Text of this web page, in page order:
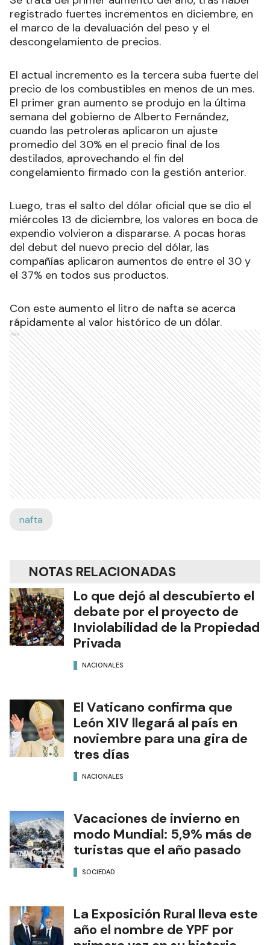
registrado fuertes incrementos en diciembre, en
el marco de la devaluación del peso y el
descongelamiento de precios.
El actual incremento es la tercera suba fuerte del
precio de los combustibles en menos de un mes.
El primer gran aumento se produjo en la última
semana del gobierno de Alberto Fernández,
cuando las petroleras aplicaron un ajuste
promedio del 30% en el precio final de los
destilados, aprovechando el fin del
congelamiento firmado con la gestión anterior.
Luego, tras el salto del dólar oficial que se dio el
miércoles 13 de diciembre, los valores en boca de
expendio volvieron a dispararse. A pocas horas
del debut del nuevo precio del dólar, las
compañías aplicaron aumentos de entre el 30 y
el 37% en todos sus productos.
Con este aumento el litro de nafta se acerca
rápidamente al valor histórico de un dólar.
Ads
nafta
NOTAS RELACIONADAS
Lo que dejó al descubierto el
debate por el proyecto de
Inviolabilidad de la Propiedad
Privada
NACIONALES
El Vaticano confirma que
León XIV llegará al país en
noviembre para una gira de
tres días
NACIONALES
Vacaciones de invierno en
modo Mundial: 5,9% más de
turistas que el año pasado
SOCIEDAD
La Exposición Rural lleva este
año el nombre de YPF por